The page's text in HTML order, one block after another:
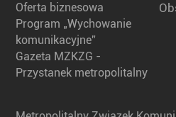
Oferta biznesowa
Program „Wychowanie
komunikacyjne”
Gazeta MZKZG -
Przystanek metropolitalny